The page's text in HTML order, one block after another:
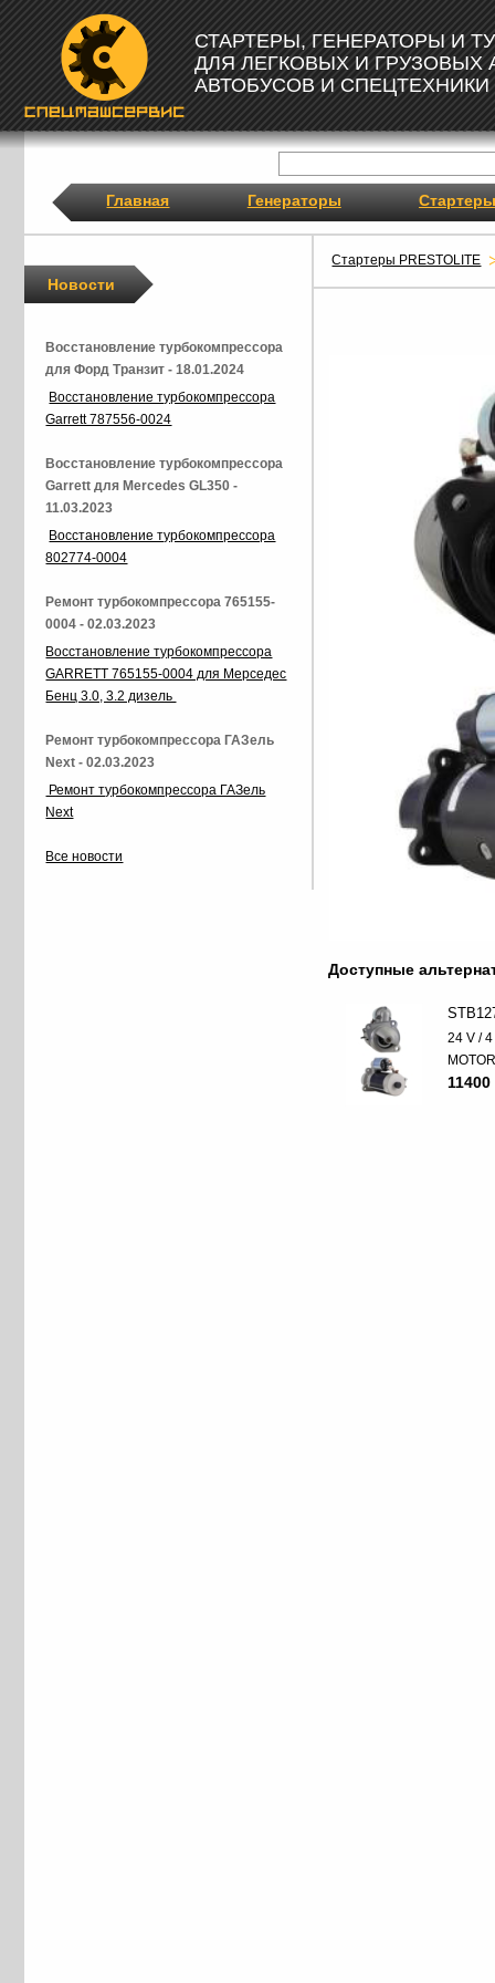
СТАРТЕРЫ, ГЕНЕРАТОРЫ И
ДЛЯ ЛЕГКОВЫХ И ГРУЗОВЫХ
АВТОБУСОВ И СПЕЦТЕХНИКИ
Главная Генераторы Стартеры
Стартеры PRESTOLITE
Доступные
24 V /
Новости
Восстановление турбокомпрессора
для Форд Транзит - 18.01.2024
Восстановление турбокомпрессора
Garrett 787556-0024
Восстановление турбокомпрессора
Garrett для Mercedes GL350 -
11.03.2023
Восстановление турбокомпрессора
802774-0004
Ремонт турбокомпрессора 765155-
0004 - 02.03.2023
Восстановление турбокомпрессора
GARRETT 765155-0004 для Мерседес
Бенц 3.0, 3.2 дизель
Ремонт турбокомпрессора ГАЗель
Next - 02.03.2023
Ремонт турбокомпрессора ГАЗель
Next
Все новости